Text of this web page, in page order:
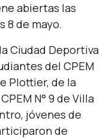
abiertas las
8 de mayo.
Ciudad Deportiva
del CPEM
Plottier, de la
N° 9 de Villa
jóvenes de
de